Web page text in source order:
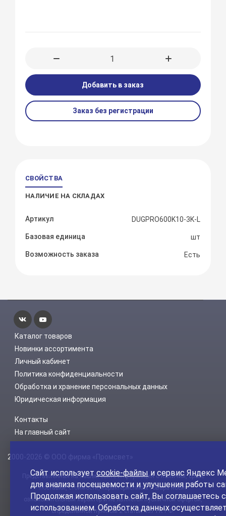
Добавить в заказ
Заказ без регистрации
СВОЙСТВА
НАЛИЧИЕ НА СКЛАДАХ
Артикул DUGPRO600K10-3K-L
Базовая единица шт
Возможность заказа Есть
Каталог товаров
Новинки ассортимента
Личный кабинет
Политика конфиденциальности
Обработка и хранение персональных данных
Юридическая информация
Контакты
На главный сайт
2000-2026 © ООО фирма «Промсвет»
Представленная на нашем сайте информация о наличии, сроке
поставки, стоимости, характеристиках товара носит
ознакомительный характер и не является публичной офертой,
определенной пунктом 2 статьи 437 ГК РФ.
Сайт используетcookie-файлы и сервис Яндекс
для анализа посещаемости и улучшения работы
Продолжая использовать сайт, Вы соглашаетесь
использованием. Обработка данных